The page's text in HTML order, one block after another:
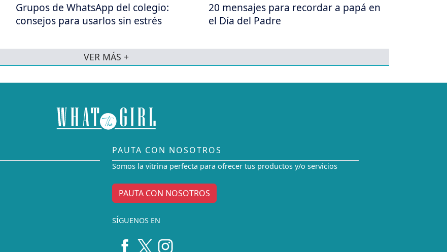
Grupos de WhatsApp del colegio:
consejos para usarlos sin estrés
20 mensajes para recordar a papá en
el Día del Padre
VER MÁS +
PAUTA CON NOSOTROS
Somos la vitrina perfecta para ofrecer tus productos y/o servicios
PAUTA CON NOSOTROS
SÍGUENOS EN